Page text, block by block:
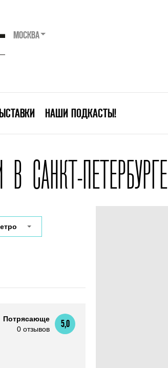
МОСКВА
НАШИ ПОДКАСТЫ!
САНКТ-ПЕТЕРБУРГЕ
Потрясающе
0 отзывов
5,0